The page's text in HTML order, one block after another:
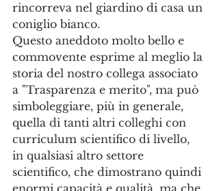
rincorreva nel giardino di casa un
coniglio bianco.
Questo aneddoto molto bello e
commovente esprime al meglio la
storia del nostro collega associato
a "Trasparenza e merito", ma può
simboleggiare, più in generale,
quella di tanti altri colleghi con
curriculum scientifico di livello,
in qualsiasi altro settore
scientifico, che dimostrano quindi
enormi capacità e qualità, ma che